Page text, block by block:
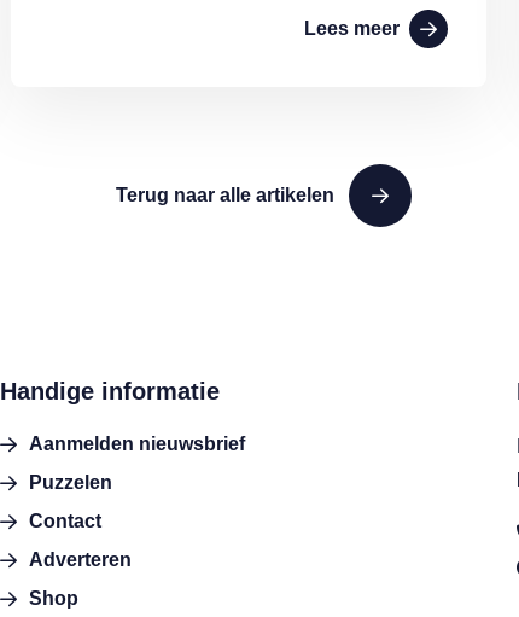
Lees meer
Terug naar alle artikelen
Handige informatie
Aanmelden nieuwsbrief
Puzzelen
Contact
Adverteren
Shop